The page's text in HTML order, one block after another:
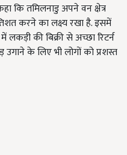
कि तमिलनाडु अपने वन क्षेत्र
करने का लक्ष्य रखा है. इसमें
लकड़ी की बिक्री से अच्छा रिटर्न
उगाने के लिए भी लोगों को प्रशस्त